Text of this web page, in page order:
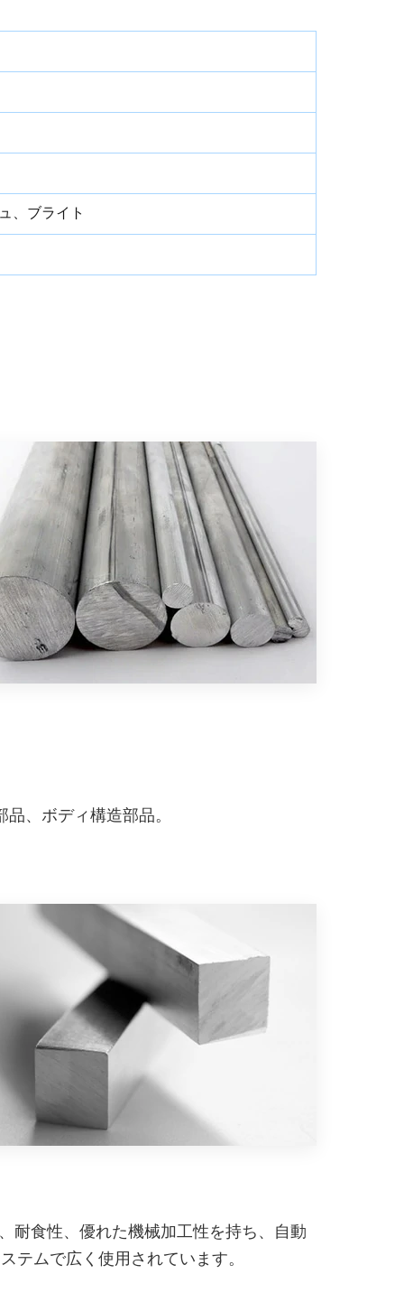
、ブライト
、ボディ構造部品。
耐食性、優れた機械加工性を持ち、自動
テムで広く使用されています。